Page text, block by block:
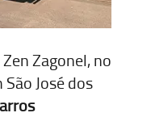
Zagonel, no
José dos